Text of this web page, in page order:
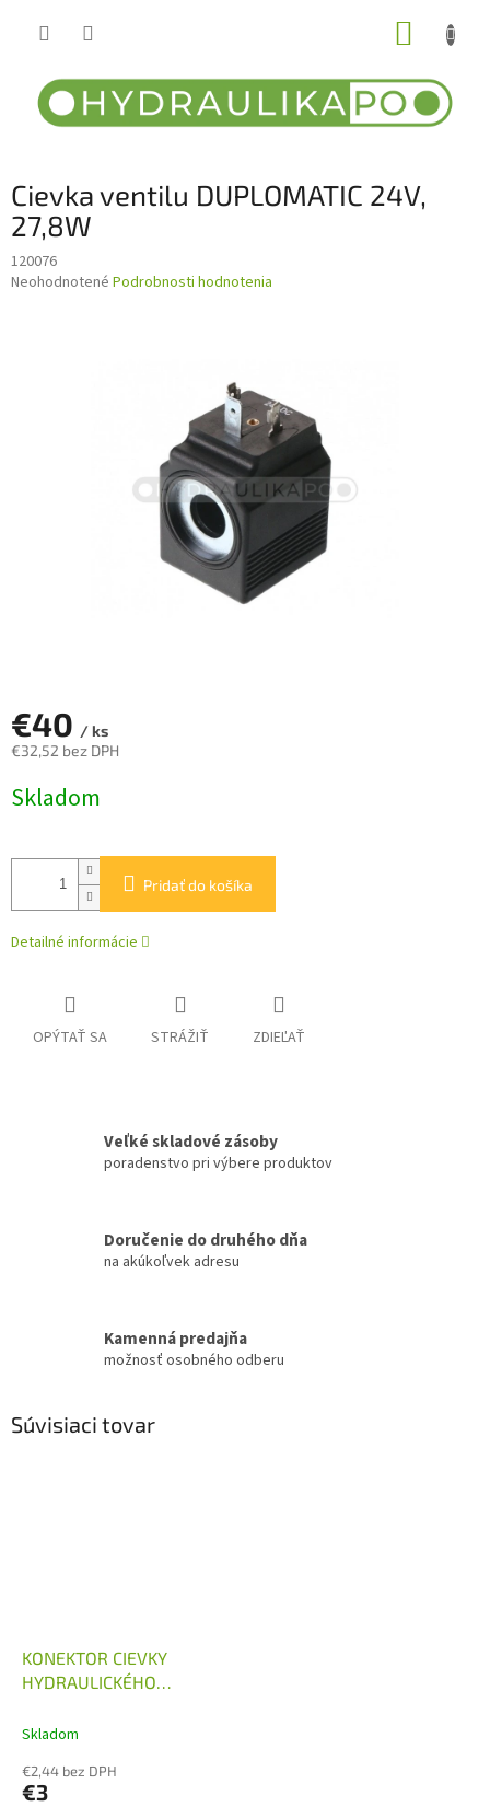
Cievka ventilu DUPLOMATIC 24V,
27,8W
120076
Priemerné
Neohodnotené Podrobnosti hodnotenia
€40 / ks
€32,52 bez DPH
cena:
Skladom
Pridať do košíka
Detailné informácie
OPÝTAŤ SA STRÁŽIŤ ZDIEĽAŤ
Veľké skladové zásoby
poradenstvo pri výbere produktov
Doručenie do druhého dňa
na akúkoľvek adresu
Kamenná predajňa
možnosť osobného odberu
Súvisiaci tovar
KONEKTOR CIEVKY
HYDRAULICKÉHO
Skladom
€2,44 bez DPH
€3